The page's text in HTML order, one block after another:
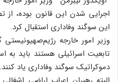
اجرایی شدن این قانون بوده، از
این سوگند وفاداری استقبال کرد.
وزیر امور خارجه
تابعیت اسرائیلی هستند باید به
دموکراتیک سوگند وفاداری یاد کنند.